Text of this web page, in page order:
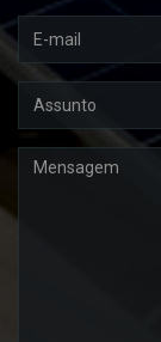
Mensagem